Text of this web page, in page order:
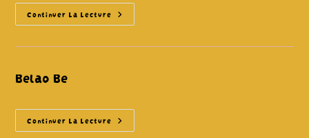
Continuer La Lecture Barda
Belao Be
Continuer La Lecture Belao
Be